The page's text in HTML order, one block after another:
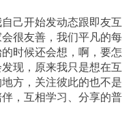
己开始发动态跟即友互
很友善，我们平凡的每
时候还会想，啊，要怎
现，原来我只是想在互
方，关注彼此的也不是
，互相学习、分享的普